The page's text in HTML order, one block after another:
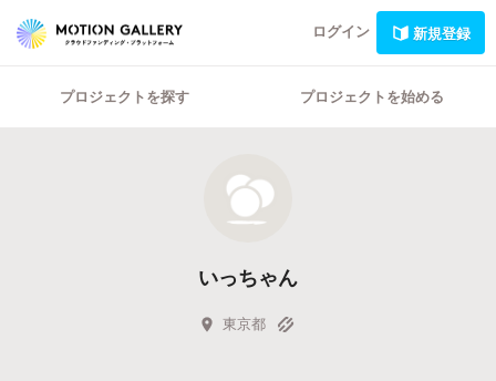
ログイン 新規登録
プロジェクトを探す プロジェクトを始める
いっちゃん
東京都